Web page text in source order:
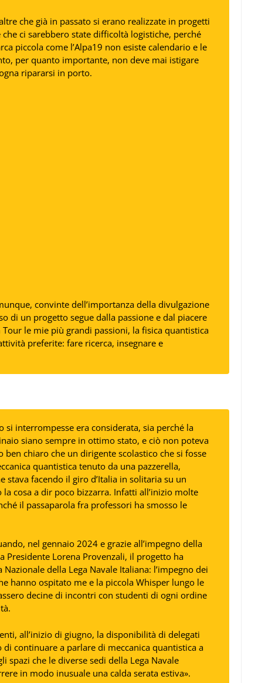
che già in passato si erano realizzate in progetti
ci sarebbero state difficoltà logistiche, perché
piccola come l’Alpa19 non esiste calendario e le
per quanto importante, non deve mai istigare
ripararsi in porto.
convinte dell’importanza della divulgazione
di un progetto segue dalla passione e dal piacere
le mie più grandi passioni, la fisica quantistica
preferite: fare ricerca, insegnare e
si interrompesse era considerata, sia perché la
siano sempre in ottimo stato, e ciò non poteva
ben chiaro che un dirigente scolastico che si fosse
quantistica tenuto da una pazzerella,
stava facendo il giro d’Italia in solitaria su un
cosa a dir poco bizzarra. Infatti all’inizio molte
il passaparola fra professori ha smosso le
nel gennaio 2024 e grazie all’impegno della
Presidente Lorena Provenzali, il progetto ha
della Lega Navale Italiana: l’impegno dei
hanno ospitato me e la piccola Whisper lungo le
decine di incontri con studenti di ogni ordine
all’inizio di giugno, la disponibilità di delegati
continuare a parlare di meccanica quantistica a
che le diverse sedi della Lega Navale
in modo inusuale una calda serata estiva».